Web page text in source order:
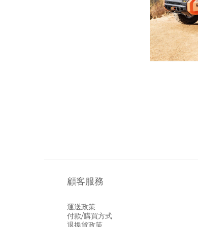
顧客服務
運送政策
付款/購買方式
退換貨政策